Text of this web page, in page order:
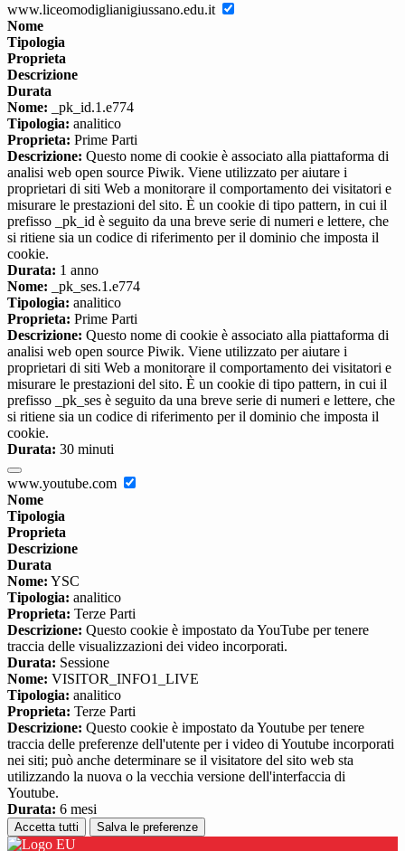
www.liceomodiglianigiussano.edu.it
Nome
Tipologia
Proprieta
Descrizione
Durata
Nome: _pk_id.1.e774
Tipologia: analitico
Proprieta: Prime Parti
Descrizione: Questo nome di cookie è associato alla piattaforma di
analisi web open source Piwik. Viene utilizzato per aiutare i
proprietari di siti Web a monitorare il comportamento dei visitatori e
misurare le prestazioni del sito. È un cookie di tipo pattern, in cui il
prefisso _pk_id è seguito da una breve serie di numeri e lettere, che
si ritiene sia un codice di riferimento per il dominio che imposta il
cookie.
Durata: 1 anno
Nome: _pk_ses.1.e774
Tipologia: analitico
Proprieta: Prime Parti
Descrizione: Questo nome di cookie è associato alla piattaforma di
analisi web open source Piwik. Viene utilizzato per aiutare i
proprietari di siti Web a monitorare il comportamento dei visitatori e
misurare le prestazioni del sito. È un cookie di tipo pattern, in cui il
prefisso _pk_ses è seguito da una breve serie di numeri e lettere, che
si ritiene sia un codice di riferimento per il dominio che imposta il
cookie.
Durata: 30 minuti
www.youtube.com
Nome
Tipologia
Proprieta
Descrizione
Durata
Nome: YSC
Tipologia: analitico
Proprieta: Terze Parti
Descrizione: Questo cookie è impostato da YouTube per tenere
traccia delle visualizzazioni dei video incorporati.
Durata: Sessione
Nome: VISITOR_INFO1_LIVE
Tipologia: analitico
Proprieta: Terze Parti
Descrizione: Questo cookie è impostato da Youtube per tenere
traccia delle preferenze dell'utente per i video di Youtube incorporati
nei siti; può anche determinare se il visitatore del sito web sta
utilizzando la nuova o la vecchia versione dell'interfaccia di
Youtube.
Durata: 6 mesi
Accetta tutti Salva le preferenze